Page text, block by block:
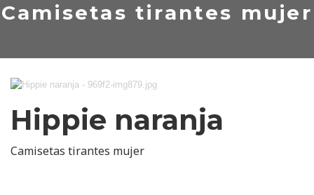
Camisetas tirantes mujer
Hippie naranja
Camisetas tirantes mujer